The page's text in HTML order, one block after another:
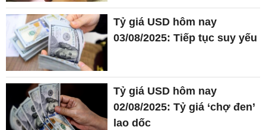
Tỷ giá USD hôm nay
03/08/2025: Tiếp tục suy yếu
Tỷ giá USD hôm nay
02/08/2025: Tỷ giá ‘chợ đen’
lao dốc